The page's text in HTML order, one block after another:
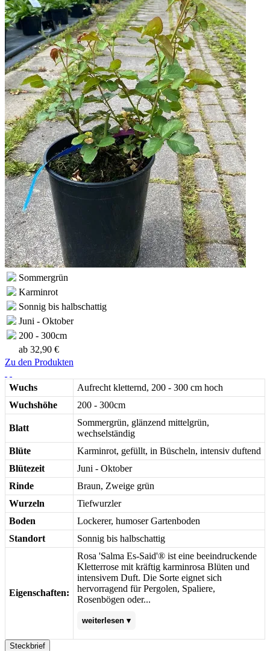
Sommergrün
Karminrot
Sonnig bis halbschattig
Juni - Oktober
200 - 300cm
ab 32,90 €
Zu den Produkten
Wuchs
Aufrecht kletternd, 200 - 300 cm hoch
Wuchshöhe
200 - 300cm
Blatt
Sommergrün, glänzend mittelgrün,
wechselständig
Blüte
Karminrot, gefüllt, in Büscheln, intensiv duftend
Blütezeit
Juni - Oktober
Rinde
Braun, Zweige grün
Wurzeln
Tiefwurzler
Boden
Lockerer, humoser Gartenboden
Standort
Sonnig bis halbschattig
Eigenschaften:
Rosa 'Salma Es-Said'® ist eine beeindruckende
Kletterrose mit kräftig karminrosa Blüten und
intensivem Duft. Die Sorte eignet sich
hervorragend für Pergolen, Spaliere,
Rosenbögen oder...
weiterlesen ▾
Steckbrief